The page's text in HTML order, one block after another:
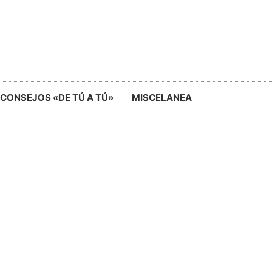
CONSEJOS «DE TÚ A TÚ» MISCELANEA